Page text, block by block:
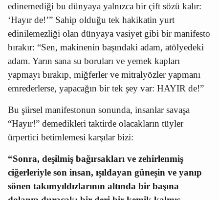
edinemediği bu dünyaya yalnızca bir çift sözü kalır:
‘Hayır de!’” Sahip olduğu tek hakikatin yurt
edinilemezliği olan dünyaya vasiyet gibi bir manifesto
bırakır: “Sen, makinenin başındaki adam, atölyedeki
adam. Yarın sana su boruları ve yemek kapları
yapmayı bırakıp, miğferler ve mitralyözler yapmanı
emrederlerse, yapacağın bir tek şey var: HAYIR de!”
Bu şiirsel manifestonun sonunda, insanlar savaşa
“Hayır!” demedikleri taktirde olacakların tüyler
ürpertici betimlemesi karşılar bizi:
“Sonra, deşilmiş bağırsakları ve zehirlenmiş
ciğerleriyle son insan, ışıldayan güneşin ve yanıp
sönen takımyıldızlarının altında bir başına